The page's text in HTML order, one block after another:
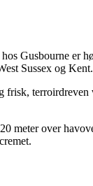
Gusbourne er
Sussex og Kent.
frisk,
meter over